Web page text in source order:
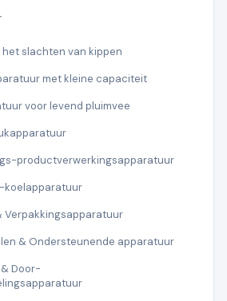
slachten van kippen
met kleine capaciteit
voor levend pluimvee
productverwerkingsapparatuur
koelapparatuur
Verpakkingsapparatuur
& Ondersteunende apparatuur
Door-